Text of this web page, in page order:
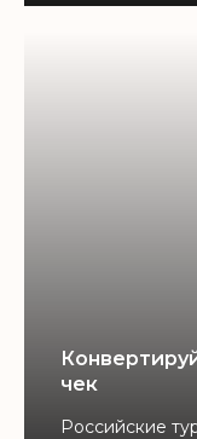
чек
Российские